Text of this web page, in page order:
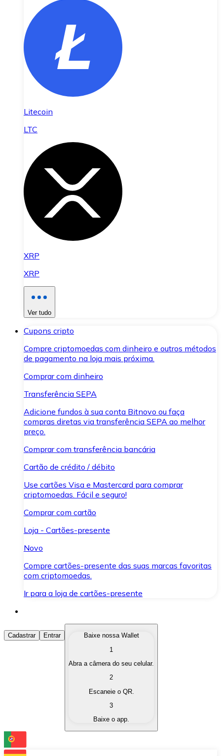
Litecoin
LTC
XRP
XRP
Ver tudo
Cupons cripto
Compre criptomoedas com dinheiro e outros métodos
de pagamento na loja mais próxima.
Comprar com dinheiro
Transferência SEPA
Adicione fundos à sua conta Bitnovo ou faça
compras diretas via transferência SEPA ao melhor
preço.
Comprar com transferência bancária
Cartão de crédito / débito
Use cartões Visa e Mastercard para comprar
criptomoedas. Fácil e seguro!
Comprar com cartão
Loja - Cartões-presente
Novo
Compre cartões-presente das suas marcas favoritas
com criptomoedas.
Ir para a loja de cartões-presente
Comprar Criptomoedas
Compre as criptomoedas de seu interesse de forma
Converta suas criptomoedas em moeda fiduciária
Troque uma criptomoeda por outra
Cadastrar Entrar
Baixe nossa Wallet
1
Abra a câmera do seu celular.
2
Escaneie o QR.
3
Baixe o app.